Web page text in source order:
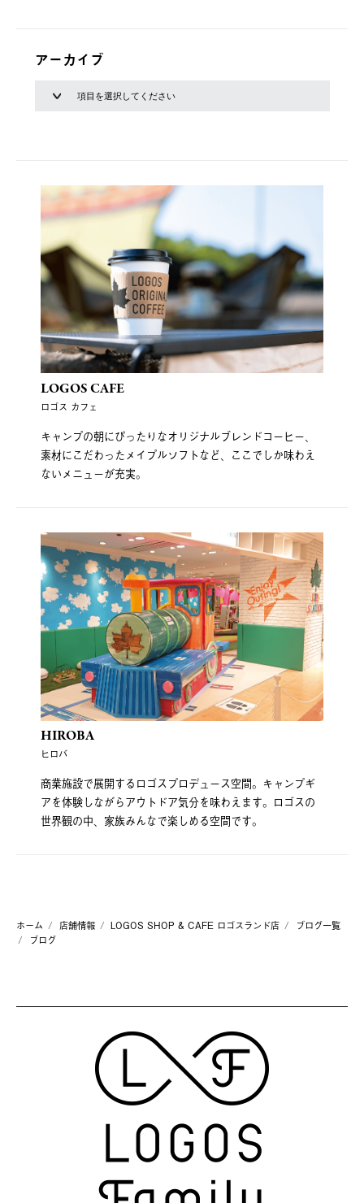
アーカイブ
LOGOS CAFE
ロゴス カフェ
キャンプの朝にぴったりなオリジナルブレンドコーヒー、
素材にこだわったメイプルソフトなど、ここでしか味わえ
ないメニューが充実。
HIROBA
ヒロバ
商業施設で展開するロゴスプロデュース空間。キャンプギ
アを体験しながらアウトドア気分を味わえます。ロゴスの
世界観の中、家族みんなで楽しめる空間です。
ホーム 店舗情報 LOGOS SHOP & CAFE ロゴスランド店
ブログ一覧
ブログ